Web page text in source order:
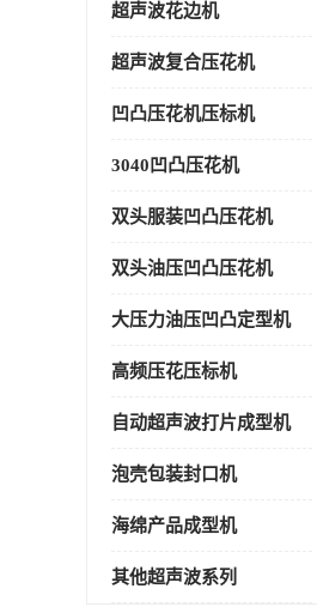
超声波花边机
超声波复合压花机
凹凸压花机压标机
3040凹凸压花机
双头服装凹凸压花机
双头油压凹凸压花机
大压力油压凹凸定型机
高频压花压标机
自动超声波打片成型机
泡壳包装封口机
海绵产品成型机
其他超声波系列